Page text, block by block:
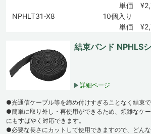
単価
NPHLT31-X8
10個入り
単価
結束バンド NPHLS
詳細ページ
●光通信ケーブル等を締め付けすぎることなく結束で
●簡単に取り外し・再使用ができるため、煩雑なケ
にもすばやく対応できます。
●必要な長さにカットして使用できますので、どん